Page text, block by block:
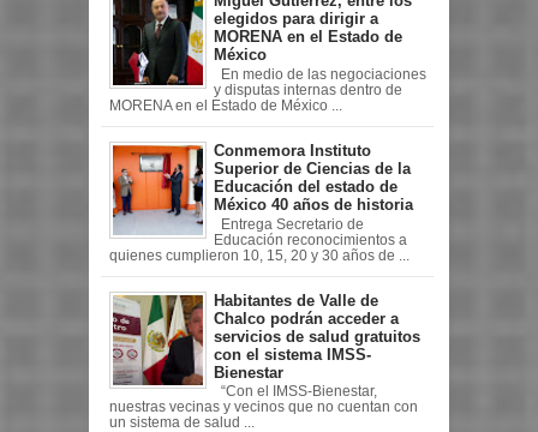
elegidos para dirigir a
MORENA en el Estado de
México
En medio de las negociaciones
y disputas internas dentro de
MORENA en el Estado de México ...
Conmemora Instituto
Superior de Ciencias de la
Educación del estado de
México 40 años de historia
Entrega Secretario de
Educación reconocimientos a
quienes cumplieron 10, 15, 20 y 30 años de ...
Habitantes de Valle de
Chalco podrán acceder a
servicios de salud gratuitos
con el sistema IMSS-
Bienestar
“Con el IMSS-Bienestar,
nuestras vecinas y vecinos que no cuentan con
un sistema de salud ...